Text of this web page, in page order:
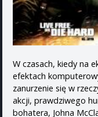
W czasach, kiedy na
efektach
zanurzenie się w
akcji, prawdziwego
bohatera, Johna